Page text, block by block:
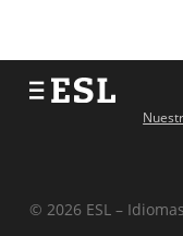
© 2026 ESL –